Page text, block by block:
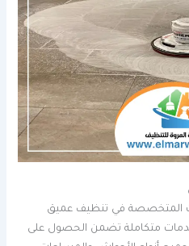
المتخصصة في تنظيف عميق
متكاملة تضمن الحصول على